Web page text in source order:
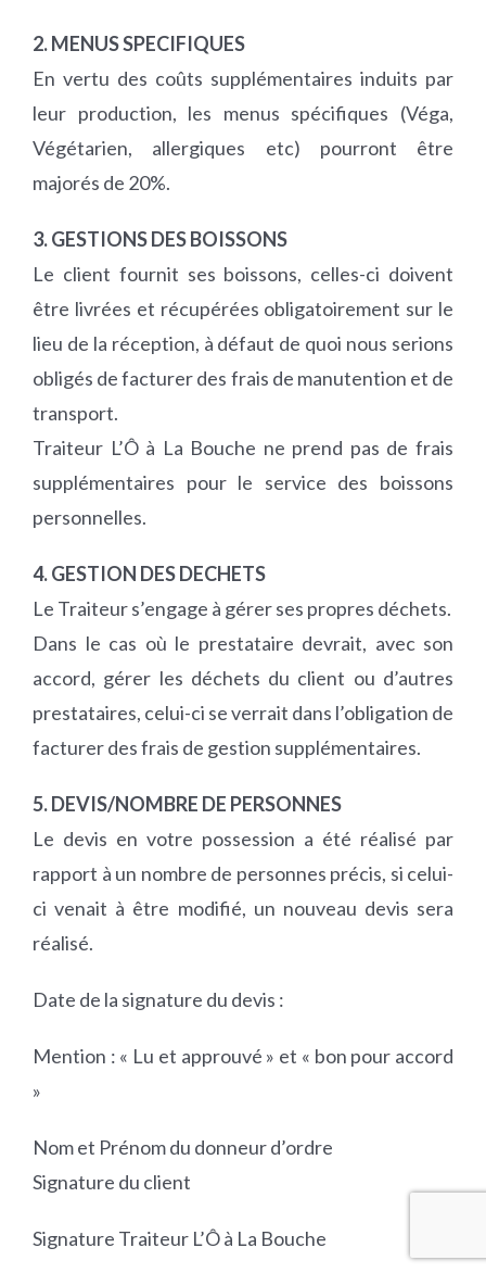
2. MENUS SPECIFIQUES
En vertu des coûts supplémentaires induits par
leur production, les menus spécifiques (Véga,
Végétarien, allergiques etc) pourront être
majorés de 20%.
3. GESTIONS DES BOISSONS
Le client fournit ses boissons, celles-ci doivent
être livrées et récupérées obligatoirement sur le
lieu de la réception, à défaut de quoi nous serions
obligés de facturer des frais de manutention et de
transport.
Traiteur L’Ô à La Bouche ne prend pas de frais
supplémentaires pour le service des boissons
personnelles.
4. GESTION DES DECHETS
Le Traiteur s’engage à gérer ses propres déchets.
Dans le cas où le prestataire devrait, avec son
accord, gérer les déchets du client ou d’autres
prestataires, celui-ci se verrait dans l’obligation de
facturer des frais de gestion supplémentaires.
5. DEVIS/NOMBRE DE PERSONNES
Le devis en votre possession a été réalisé par
rapport à un nombre de personnes précis, si celui-
ci venait à être modifié, un nouveau devis sera
réalisé.
Date de la signature du devis :
Mention : « Lu et approuvé » et « bon pour accord
»
Nom et Prénom du donneur d’ordre
Signature du client
Signature Traiteur L’Ô à La Bouche